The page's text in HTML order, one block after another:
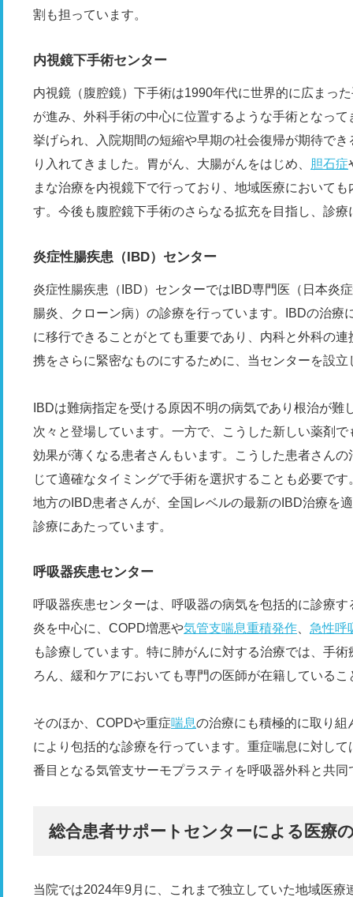
割も担っています。
内視鏡下手術センター
内視鏡（腹腔鏡）下手術は1990年代に世界的に広まっ
が進み、外科手術の中心に位置するような手術となっ
挙げられ、入院期間の短縮や早期の社会復帰が期待で
り入れてきました。胃がん、大腸がんをはじめ、 胆石症
まな治療を内視鏡下で行っており、地域医療において
す。今後も腹腔鏡下手術のさらなる拡充を目指し、診
炎症性腸疾患（IBD）センター
炎症性腸疾患（IBD）センターではIBD専門医（日本炎
腸炎、クローン病）の診療を行っています。IBDの治療
に移行できることがとても重要であり、内科と外科の
携をさらに緊密なものにするために、当センターを設立
IBDは難病指定を受ける原因不明の病気であり根治が
次々と登場しています。一方で、こうした新しい薬剤
効果が薄くなる患者さんもいます。こうした患者さん
じて適確なタイミングで手術を選択することも必要で
地方のIBD患者さんが、全国レベルの最新のIBD治療を
診療にあたっています。
呼吸器疾患センター
呼吸器疾患センターは、呼吸器の病気を包括的に診療
炎を中心に、COPD増悪や気管支喘息重積発作
急性呼
も診療しています。特に肺がんに対する治療では、手術
ろん、緩和ケアにおいても専門の医師が在籍している
そのほか、COPDや重症喘息の治療にも積極的に取り
により包括的な診療を行っています。重症喘息に対し
番目となる気管支サーモプラスティを呼吸器外科と共同
総合患者サポートセンターによる医療
当院では2024年9月に、これまで独立していた地域医